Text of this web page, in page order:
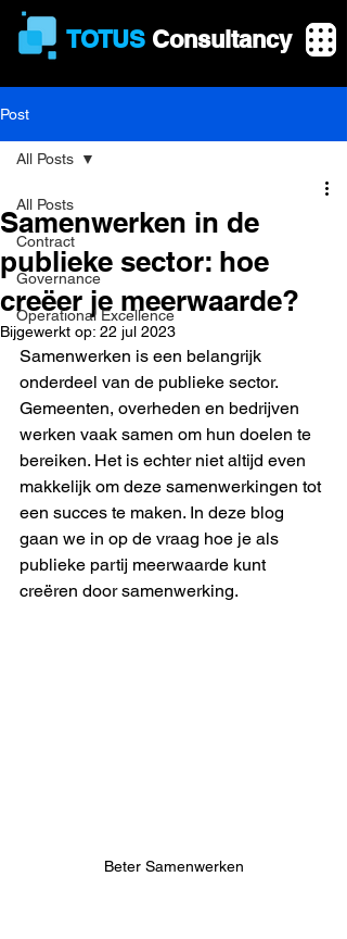
TOTUS Consultancy
Post
All Posts
Contract
Governance
Operational Excellence
All Posts
Samenwerken in de
publieke sector: hoe
creëer je meerwaarde?
Bijgewerkt op: 22 jul 2023
Samenwerken is een belangrijk
onderdeel van de publieke sector.
Gemeenten, overheden en bedrijven
werken vaak samen om hun doelen te
bereiken. Het is echter niet altijd even
makkelijk om deze samenwerkingen tot
een succes te maken. In deze blog
gaan we in op de vraag hoe je als
publieke partij meerwaarde kunt
creëren door samenwerking.
Beter Samenwerken